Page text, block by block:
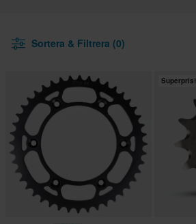
Sortera & Filtrera (0)
Superpris!